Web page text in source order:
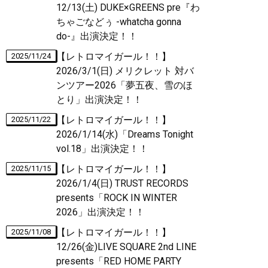
12/13(土) DUKE×GREENS pre『わ
ちゃごなどぅ -whatcha gonna
do-』出演決定！！
2025/11/24
【レトロマイガール！！】
2026/3/1(日) メリクレット 対バ
ンツアー2026「夢五夜、雪のほ
とり」出演決定！！
2025/11/22
【レトロマイガール！！】
2026/1/14(水)「Dreams Tonight
vol.18」出演決定！！
2025/11/15
【レトロマイガール！！】
2026/1/4(日) TRUST RECORDS
presents「ROCK IN WINTER
2026」出演決定！！
2025/11/08
【レトロマイガール！！】
12/26(金)LIVE SQUARE 2nd LINE
presents「RED HOME PARTY